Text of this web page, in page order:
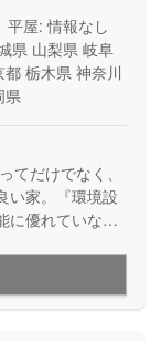
平屋: 情報なし
県 山梨県 岐阜
都 栃木県 神奈川
県
てだけでなく、
い家。『環境設
に優れていなが